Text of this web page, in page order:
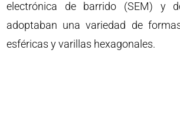
electrónica de barrido (SEM) y
adoptaban una variedad de
esféricas y varillas hexagonales.